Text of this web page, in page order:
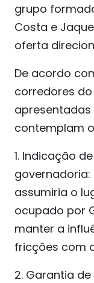
grupo
Costa e
oferta
De acordo
corredores
contemplam
1. Indicação
assumiria o
ocupado por
manter a
fricções com
2. Garantia